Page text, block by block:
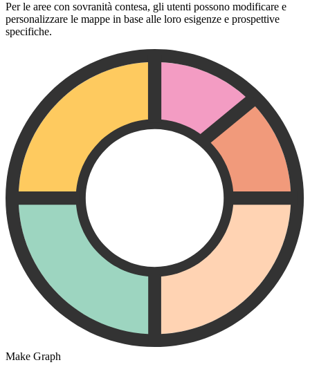
Per le aree con sovranità contesa, gli utenti possono modificare e
personalizzare le mappe in base alle loro esigenze e prospettive
specifiche.
Make Graph